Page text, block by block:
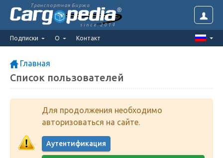
Транспортная Биржа
since 2014
Подписки О Контакт
Главная
Список пользователей
Для продолжения необходимо
авторизоваться на сайте.
Аутентификация